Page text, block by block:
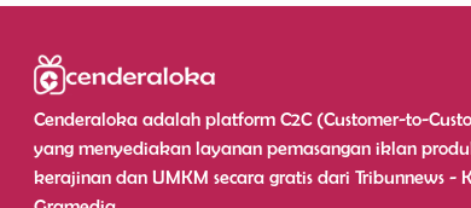
Cenderaloka adalah platform C2C (Customer-to-
yang menyediakan layanan pemasangan iklan
kerajinan dan UMKM secara gratis dari Tribunnews -